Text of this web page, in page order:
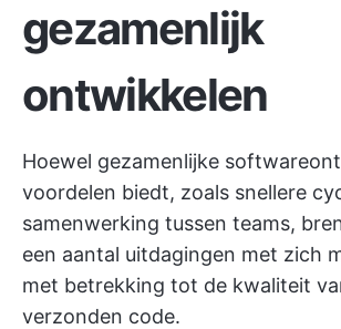
gezamenlijk
ontwikkelen
Hoewel gezamenlijke
voordelen biedt, zoals snellere
samenwerking tussen teams,
een aantal uitdagingen met zich
met betrekking tot de kwaliteit
verzonden code.